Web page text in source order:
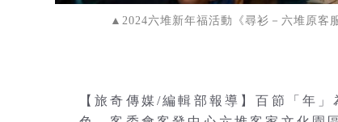
▲2024六堆新年福活動《尋衫－六堆原
【旅奇傳媒/編輯部報導】百節「年